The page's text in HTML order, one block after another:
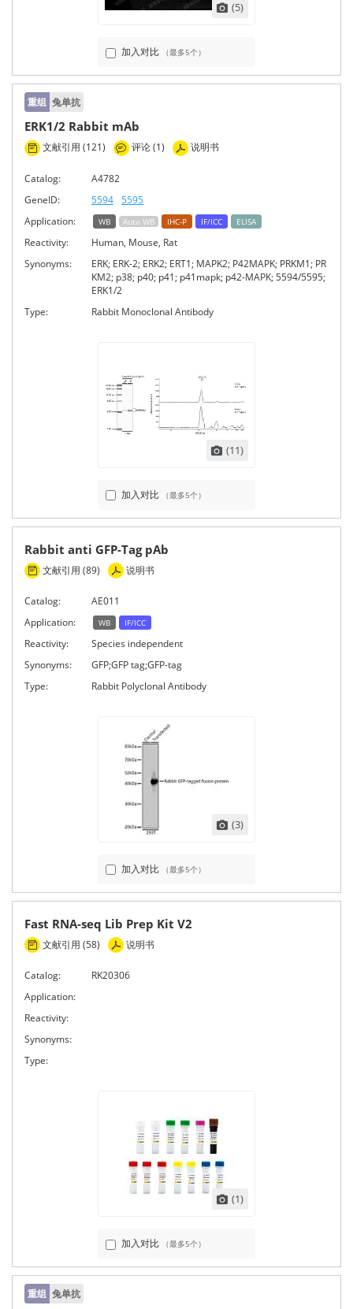
(5)
加入对比 （最多5个）
重组 兔单抗
ERK1/2 Rabbit mAb
文献引用 (121) 评论 (1) 说明书
Catalog:
A4782
GeneID:
5594 5595
Application:
WB Auto WB IHC-P IF/ICC ELISA
Reactivity:
Human, Mouse, Rat
Synonyms:
ERK; ERK-2; ERK2; ERT1; MAPK2; P42MAPK; PRKM1; PR
KM2; p38; p40; p41; p41mapk; p42-MAPK; 5594/5595;
ERK1/2
Type:
Rabbit Monoclonal Antibody
(11)
加入对比 （最多5个）
Rabbit anti GFP-Tag pAb
文献引用 (89) 说明书
Catalog:
AE011
Application:
WB IF/ICC
Reactivity:
Species independent
Synonyms:
GFP;GFP tag;GFP-tag
Type:
Rabbit Polyclonal Antibody
(3)
加入对比 （最多5个）
Fast RNA-seq Lib Prep Kit V2
文献引用 (58) 说明书
Catalog:
RK20306
Application:
Reactivity:
Synonyms:
Type:
(1)
加入对比 （最多5个）
重组 兔单抗